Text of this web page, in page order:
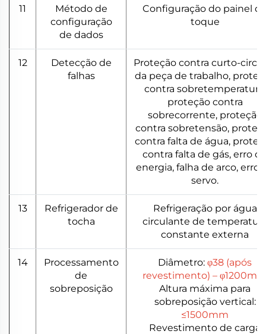
11
Método de
configuração
de dados
Configuração do painel
toque
12
Detecção de
falhas
Proteção contra curto-
da peça de trabalho,
contra sobretemperatura,
proteção contra
sobrecorrente, proteção
contra sobretensão,
contra falta de água,
contra falta de gás, erro
energia, falha de arco, erro
servo.
13
Refrigerador de
tocha
Refrigeração por água
circulante de
constante externa
14
Processamento
de
sobreposição
Diâmetro: φ38 (após
revestimento) –
Altura máxima para
sobreposição vertical:
≤1500mm
Revestimento de carga